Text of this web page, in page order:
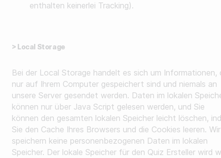
enthalten keinerlei Tracking).
> Local Storage
Bei der Local Storage handelt es sich um Informationen,
nur auf Ihrem Computer gespeichert sind und niemals an
unsere Server gesendet werden. Daten im lokalen
können nur über Java Script gelesen werden, und Sie
können den gesamten lokalen Speicher leicht löschen,
Sie den Cache Ihres Browsers und die Cookies leeren. Wir
speichern keine personenbezogenen Daten im lokalen
Speicher. Der lokale Speicher für den Quiz Ersteller wird